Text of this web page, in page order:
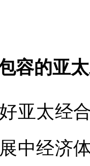
的亚太
太经合
中经济